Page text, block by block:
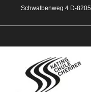
Schwalbenweg 4 D-